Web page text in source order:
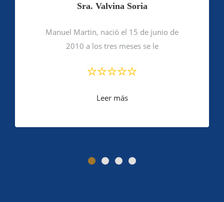
Sra. Valvina Soria
Manuel Martin, nació el 15 de junio de
2010 a los tres meses se le
Leer más